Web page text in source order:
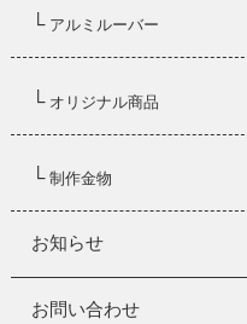
└ アルミルーバー
└ オリジナル商品
└ 制作金物
お知らせ
お問い合わせ